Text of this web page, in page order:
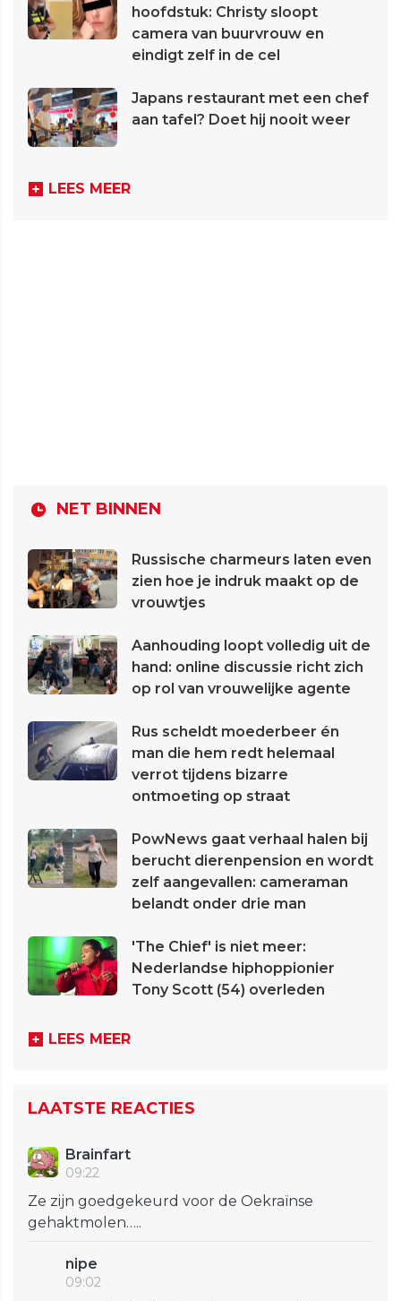
hoofdstuk: Christy sloopt
camera van buurvrouw en
eindigt zelf in de cel
Japans restaurant met een chef
aan tafel? Doet hij nooit weer
LEES MEER
NET BINNEN
Russische charmeurs laten even
zien hoe je indruk maakt op de
vrouwtjes
Aanhouding loopt volledig uit de
hand: online discussie richt zich
op rol van vrouwelijke agente
Rus scheldt moederbeer én
man die hem redt helemaal
verrot tijdens bizarre
ontmoeting op straat
PowNews gaat verhaal halen bij
berucht dierenpension en wordt
zelf aangevallen: cameraman
belandt onder drie man
'The Chief' is niet meer:
Nederlandse hiphoppionier
Tony Scott (54) overleden
LEES MEER
LAATSTE REACTIES
Brainfart
09:22
Ze zijn goedgekeurd voor de Oekraïnse
gehaktmolen…..
nipe
09:02